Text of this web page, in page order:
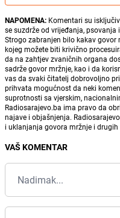
NAPOMENA: Komentari su
se suzdrže od vrijeđanja,
Strogo zabranjen bilo kakav
kojeg možete biti krivično
da na zahtjev zvaničnih organa
sadrže govor mržnje, kao i da
vas da svaki čitatelj dobrovoljno
prihvata mogućnost da neki
suprotnosti sa vjerskim,
Radiosarajevo.ba ima pravo da
najave i objašnjenja.
i uklanjanja govora mržnje i
VAŠ KOMENTAR